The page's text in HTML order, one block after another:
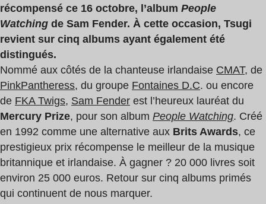
récompensé ce 16 octobre, l’album People
Watching de Sam Fender. À cette occasion, Tsugi
revient sur cinq albums ayant également été
distingués.
Nommé aux côtés de la chanteuse irlandaise CMAT, de
PinkPantheress, du groupe Fontaines D.C. ou encore
de FKA Twigs, Sam Fender est l’heureux lauréat du
Mercury Prize, pour son album People Watching. Créé
en 1992 comme une alternative aux Brits Awards, ce
prestigieux prix récompense le meilleur de la musique
britannique et irlandaise. À gagner ? 20 000 livres soit
environ 25 000 euros. Retour sur cinq albums primés
qui continuent de nous marquer.